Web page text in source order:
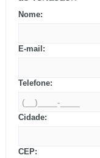
Nome:
E-mail:
Telefone:
Cidade:
CEP: